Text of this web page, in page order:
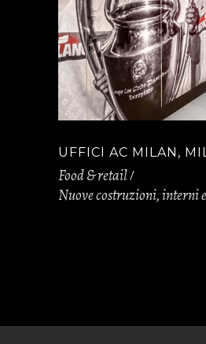
UFFICI AC MILAN,
Food & retail
Nuove costruzioni, interni